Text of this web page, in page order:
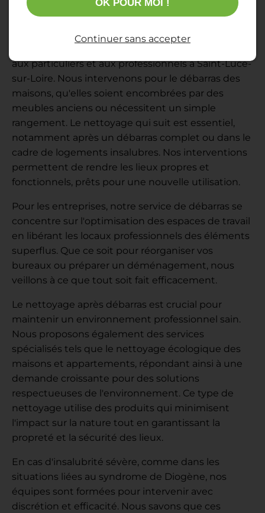
aux particuliers et aux professionnels à Saint-Luce-
sur-Loire. Nous intervenons pour le débarras des
maisons, qu'elles soient encombrées par des
meubles anciens ou nécessitent un simple
rangement. Le nettoyage qui suit est essentiel,
notamment après un débarras complet ou dans le
cadre de logements insalubres. Nos interventions
permettent de rendre les lieux propres et
fonctionnels, prêts pour une nouvelle utilisation.
Pour les entreprises, notre service de débarras se
concentre sur l'optimisation des espaces de travail
en libérant les locaux professionnels des éléments
superflus. Que ce soit pour réorganiser vos
bureaux ou préparer un déménagement, nous
veillons à ce que tout soit fait efficacement.
Le nettoyage après débarras est crucial pour
maintenir un environnement professionnel sain.
Nous proposons également des services
spécialisés tels que le nettoyage écologique des
maisons et appartements, répondant ainsi à une
demande croissante pour des solutions
respectueuses de l'environnement. Ce type de
nettoyage utilise des produits qui minimisent
l'impact sur la nature tout en garantissant la
propreté et la sécurité des lieux.
En cas d'insalubrité sévère, comme dans les
situations liées au syndrome de Diogène, nos
équipes sont formées pour intervenir avec
discrétion et efficacité. Nous savons que ces
OK POUR MOI !
Continuer sans accepter